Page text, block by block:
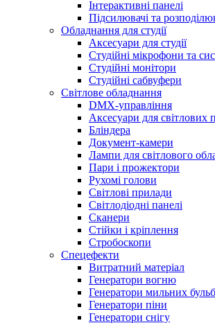
Інтерактивні панелі
Підсилювачі та
Обладнання для студії
Аксесуари для студії
Студійні мікрофони та
Студійні монітори
Студійні сабвуфери
Світлове обладнання
DMX-управління
Аксесуари для світлових
Бліндера
Документ-камери
Лампи для світлового
Пари і прожектори
Рухомі голови
Світлові прилади
Світлодіодні панелі
Сканери
Стійки і кріплення
Стробоскопи
Спецефекти
Витратний матеріал
Генератори вогню
Генератори мильних
Генератори піни
Генератори снігу